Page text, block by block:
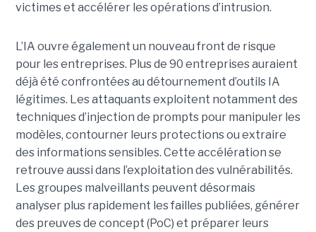
victimes et accélérer les opérations d’intrusion.
L’IA ouvre également un nouveau front de risque
pour les entreprises. Plus de 90 entreprises auraient
déjà été confrontées au détournement d’outils IA
légitimes. Les attaquants exploitent notamment des
techniques d’injection de prompts pour manipuler les
modèles, contourner leurs protections ou extraire
des informations sensibles. Cette accélération se
retrouve aussi dans l’exploitation des vulnérabilités.
Les groupes malveillants peuvent désormais
analyser plus rapidement les failles publiées, générer
des preuves de concept (PoC) et préparer leurs